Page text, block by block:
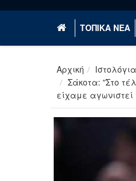
ΤΟΠΙΚΑ ΝΕΑ
Αρχική Ιστολόγια
Σάκοτα: “Στο
είχαμε αγωνιστεί